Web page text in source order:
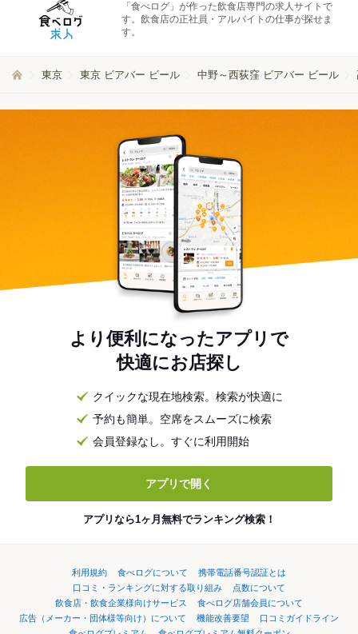
「食べログ」が作った飲食店専門の求人サイトで
す。飲食店の正社員・アルバイトの仕事が探せま
す。
東京 東京 ビアバー ビール 中野～西荻窪 ビアバー ビール
より便利になったアプリで
快適にお店探し
クイックな現在地検索。検索が快適に
予約も簡単。空席をスムーズに検索
会員登録なし。すぐに利用開始
アプリで開く
アプリなら1ヶ月無料でランキング検索！
利用規約 食べログについて
携帯電話番号認証とは
口コミ・ランキングに対する取り組み
点数について
飲食店・飲食企業様向けサービス
食べログ店舗会員について
広告（メーカー・団体様等向け）について
機能改善要望
口コミガイドライン